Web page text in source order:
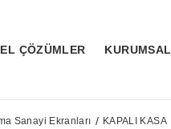
ÇÖZÜMLER KURUMSAL
Sanayi Ekranları KAPALI KASA